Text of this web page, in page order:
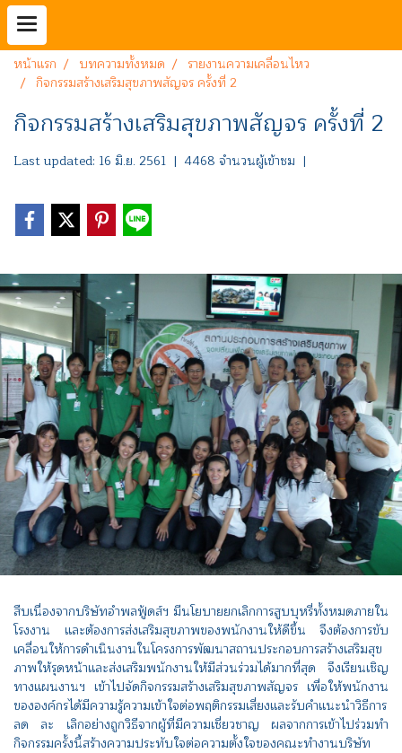
หน้าแรก บทความทั้งหมด
รายงานความเคลื่อนไหว
กิจกรรมสร้างเสริมสุขภาพสัญจร ครั้งที่ 2
กิจกรรมสร้างเสริมสุขภาพสัญจร ครั้งที่ 2
Last updated: 16 มิ.ย. 2561 | 4468 จำนวนผู้เข้าชม |
สืบเนื่องจากบริษัทอำพลฟู้ดส์ฯ มีนโยบายยกเลิกการสูบบุหรี่ทั้งหมดภายใน
โรงงาน และต้องการส่งเสริมสุขภาพของพนักงานให้ดีขึ้น จึงต้องการขับ
เคลื่อนให้การดำเนินงานในโครงการพัฒนาสถานประกอบการสร้างเสริมสุข
ภาพให้รุดหน้าและส่งเสริมพนักงานให้มีส่วนร่วมได้มากที่สุด จึงเรียนเชิญ
ทางแผนงานฯ เข้าไปจัดกิจกรรมสร้างเสริมสุขภาพสัญจร เพื่อให้พนักงาน
ขององค์กรได้มีความรู้ความเข้าใจต่อพฤติกรรมเสี่ยงและรับคำแนะนำวิธีการ
ลด ละ เลิกอย่างถูกวิธีจากผู้ที่มีความเชี่ยวชาญ ผลจากการเข้าไปร่วมทำ
กิจกรรมครั้งนี้สร้างความประทับใจต่อความตั้งใจของคณะทำงานบริษัท